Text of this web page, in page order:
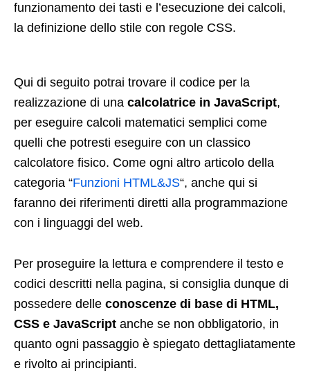
funzionamento dei tasti e l’esecuzione dei calcoli,
la definizione dello stile con regole CSS.
Qui di seguito potrai trovare il codice per la
realizzazione di una calcolatrice in JavaScript,
per eseguire calcoli matematici semplici come
quelli che potresti eseguire con un classico
calcolatore fisico. Come ogni altro articolo della
categoria “Funzioni HTML&JS“, anche qui si
faranno dei riferimenti diretti alla programmazione
con i linguaggi del web.
Per proseguire la lettura e comprendere il testo e
codici descritti nella pagina, si consiglia dunque di
possedere delle conoscenze di base di HTML,
CSS e JavaScript anche se non obbligatorio, in
quanto ogni passaggio è spiegato dettagliatamente
e rivolto ai principianti.